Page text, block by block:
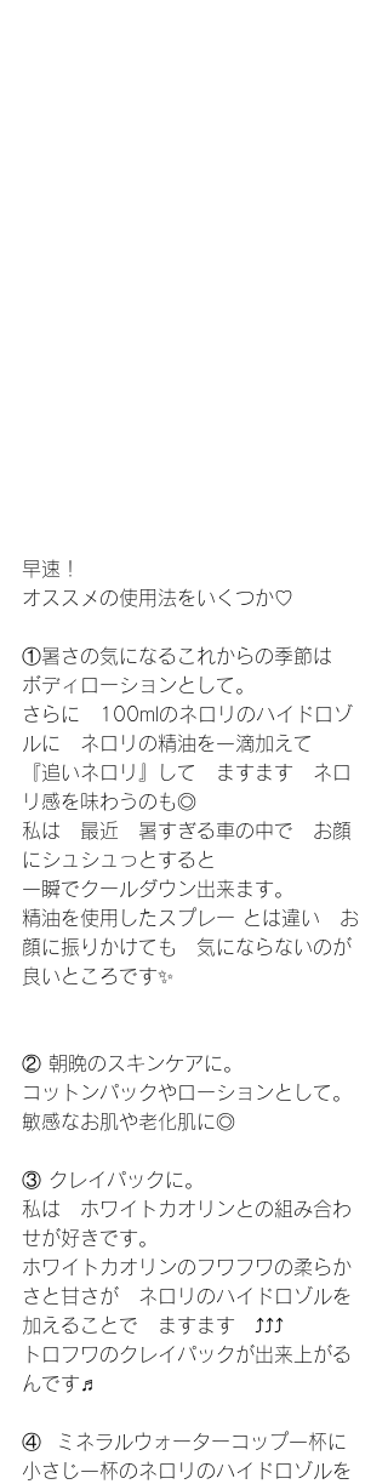
早速！
オススメの使用法をいくつか♡
①暑さの気になるこれからの季節は
ボディローションとして。
さらに　100mlのネロリのハイドロゾ
ルに　ネロリの精油を一滴加えて
『追いネロリ』して　ますます　ネロ
リ感を味わうのも◎
私は　最近　暑すぎる車の中で　お顔
にシュシュっとすると
一瞬でクールダウン出来ます。
精油を使用したスプレー とは違い　お
顔に振りかけても　気にならないのが
良いところです✨
② 朝晩のスキンケアに。
コットンパックやローションとして。
敏感なお肌や老化肌に◎
③ クレイパックに。
私は　ホワイトカオリンとの組み合わ
せが好きです。
ホワイトカオリンのフワフワの柔らか
さと甘さが　ネロリのハイドロゾルを
加えることで　ますます　⤴️⤴️⤴️
トロフワのクレイパックが出来上がる
んです♬
④  ミネラルウォーターコップ一杯に
小さじ一杯のネロリのハイドロゾルを